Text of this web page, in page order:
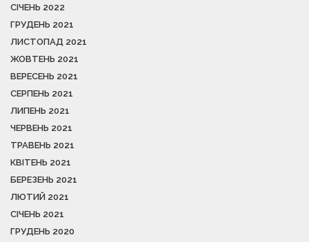
СІЧЕНЬ 2022
ГРУДЕНЬ 2021
ЛИСТОПАД 2021
ЖОВТЕНЬ 2021
ВЕРЕСЕНЬ 2021
СЕРПЕНЬ 2021
ЛИПЕНЬ 2021
ЧЕРВЕНЬ 2021
ТРАВЕНЬ 2021
КВІТЕНЬ 2021
БЕРЕЗЕНЬ 2021
ЛЮТИЙ 2021
СІЧЕНЬ 2021
ГРУДЕНЬ 2020